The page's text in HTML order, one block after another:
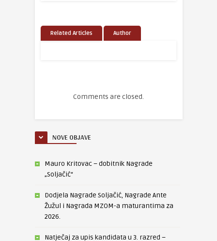
Related Articles Author
Comments are closed.
NOVE OBJAVE
Mauro Kritovac – dobitnik Nagrade
„Soljačić“
Dodjela Nagrade Soljačić, Nagrade Ante
Žužul i Nagrada MZOM-a maturantima za
2026.
Natječaj za upis kandidata u 3. razred –